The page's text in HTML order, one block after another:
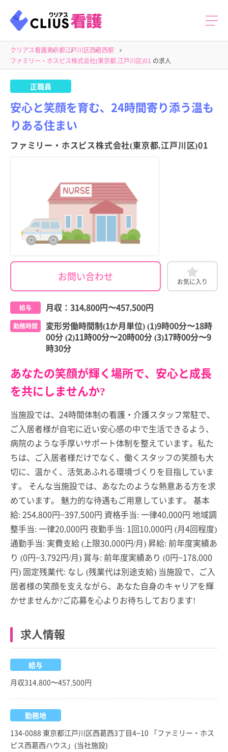
クリアス看護東京都江戸川区西葛西駅
ファミリー・ホスピス株式会社(東京都,江戸川区)01 の求人
正職員
安心と笑顔を育む、24時間寄り添う温も
りある住まい
ファミリー・ホスピス株式会社(東京都,江戸川区)01
お問い合わせ お気に入り
給与 月収： 314,800円〜457,500円
勤務時間
変形労働時間制(1か月単位) (1)9時00分〜18時
00分 (2)11時00分〜20時00分 (3)17時00分〜9
時30分
あなたの笑顔が輝く場所で、安心と成長
を共にしませんか?
当施設では、24時間体制の看護・介護スタッフ常駐で、
ご入居者様が自宅に近い安心感の中で生活できるよう、
病院のような手厚いサポート体制を整えています。私た
ちは、ご入居者様だけでなく、働くスタッフの笑顔も大
切に、温かく、活気あふれる環境づくりを目指していま
す。 そんな当施設では、あなたのような熱意ある方を求
めています。 魅力的な待遇もご用意しています。 基本
給: 254,800円~397,500円 資格手当: 一律40,000円 地域調
整手当: 一律20,000円 夜勤手当: 1回10,000円 (月4回程度)
通勤手当: 実費支給 (上限30,000円/月) 昇給: 前年度実績あ
り (0円~3,792円/月) 賞与: 前年度実績あり (0円~178,000
円) 固定残業代: なし (残業代は別途支給) 当施設で、ご入
居者様の笑顔を支えながら、あなた自身のキャリアを輝
かせませんか?ご応募を心よりお待ちしております!
求人情報
給与
月収314,800〜457,500円
勤務地
134-0088 東京都江戸川区西葛西3丁目4−10 「ファミリー・ホス
ピス西葛西ハウス」(当社施設)